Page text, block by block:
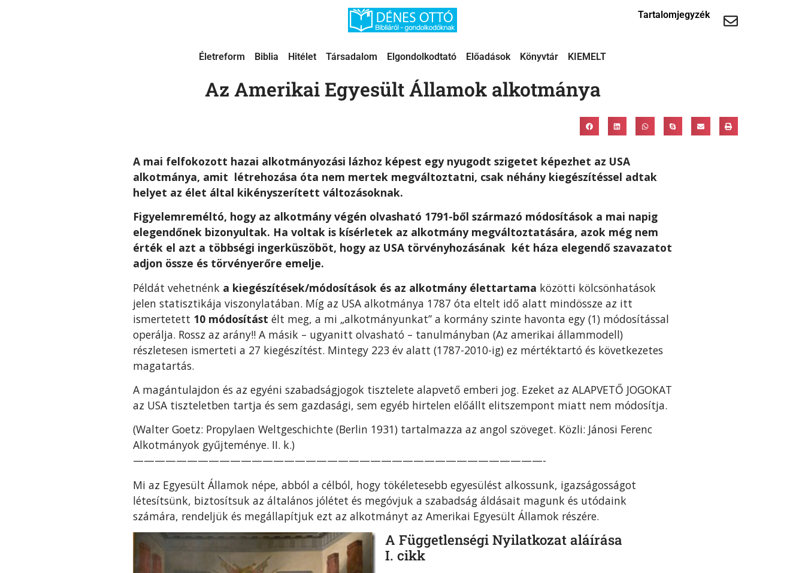
Tartalomjegyzék
Életreform Biblia Hitélet Társadalom Elgondolkodtató Előadások Könyvtár KIEMELT
Az Amerikai Egyesült Államok alkotmánya
A mai felfokozott hazai alkotmányozási lázhoz képest egy nyugodt szigetet képezhet az USA
alkotmánya, amit létrehozása óta nem mertek megváltoztatni, csak néhány kiegészítéssel adtak
helyet az élet által kikényszerített változásoknak.
Figyelemreméltó, hogy az alkotmány végén olvasható 1791-ből származó módosítások a mai napig
elegendőnek bizonyultak. Ha voltak is kísérletek az alkotmány megváltoztatására, azok még nem
érték el azt a többségi ingerküszöböt, hogy az USA törvényhozásának két háza elegendő szavazatot
adjon össze és törvényerőre emelje.
Példát vehetnénk a kiegészítések/módosítások és az alkotmány élettartama közötti kölcsönhatások
jelen statisztikája viszonylatában. Míg az USA alkotmánya 1787 óta eltelt idő alatt mindössze az itt
ismertetett 10 módosítást élt meg, a mi „alkotmányunkat” a kormány szinte havonta egy (1) módosítással
operálja. Rossz az arány!! A másik – ugyanitt olvasható – tanulmányban (Az amerikai állammodell)
részletesen ismerteti a 27 kiegészítést. Mintegy 223 év alatt (1787-2010-ig) ez mértéktartó és következetes
magatartás.
A magántulajdon és az egyéni szabadságjogok tisztelete alapvető emberi jog. Ezeket az ALAPVETŐ JOGOKAT
az USA tiszteletben tartja és sem gazdasági, sem egyéb hirtelen előállt elitszempont miatt nem módosítja.
(Walter Goetz: Propylaen Weltgeschichte (Berlin 1931) tartalmazza az angol szöveget. Közli: Jánosi Ferenc
Alkotmányok gyűjteménye. II. k.)
——————————————————————————————————————-
Mi az Egyesült Államok népe, abból a célból, hogy tökéletesebb egyesülést alkossunk, igazságosságot
létesítsünk, biztosítsuk az általános jólétet és megóvjuk a szabadság áldásait magunk és utódaink
számára, rendeljük és megállapítjuk ezt az alkotmányt az Amerikai Egyesült Államok részére.
A Függetlenségi Nyilatkozat aláírása
I. cikk